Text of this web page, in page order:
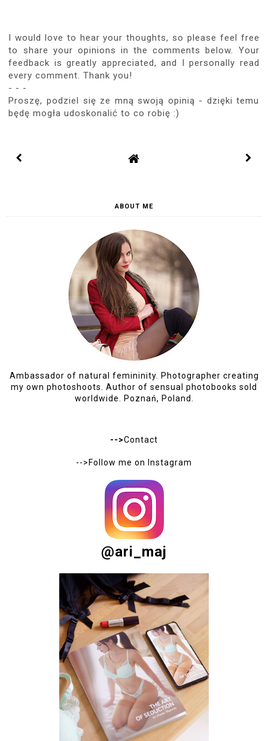
I would love to hear your thoughts, so please feel free
to share your opinions in the comments below. Your
feedback is greatly appreciated, and I personally read
every comment. Thank you!
- - -
Proszę, podziel się ze mną swoją opinią - dzięki temu
będę mogła udoskonalić to co robię :)
ABOUT ME
Ambassador of natural femininity. Photographer creating
my own photoshoots. Author of sensual photobooks sold
worldwide. Poznań, Poland.
-->Contact
-->Follow me on Instagram
@ari_maj